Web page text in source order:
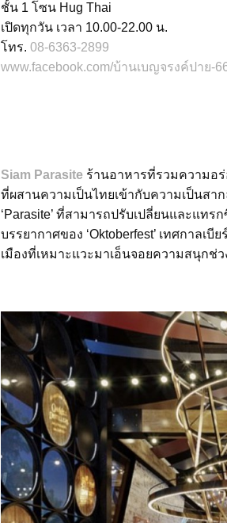
ชั้น 1 โซน Hug Thai
เปิดทุกวัน เวลา 10.00-22.00 น.
โทร. 08-6363-2899
www.facebook.com/บ้านเบญจรงค์ปาย-
Siam Parasite ร้านอาหารที่รวมความอ
ที่ผสานความเป็นไทยเข้ากับความเป็นส
‘Parasite’ ที่สามารถปรับเปลี่ยนและแท
บรรยากาศของ ‘Oktoberfest’ เทศกาลเ
เมืองที่เหมาะแวะมาเอ็นจอยความสนุกช่ว